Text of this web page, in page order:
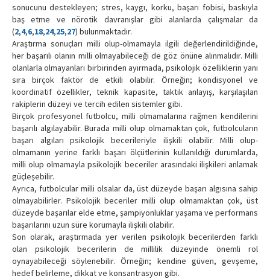
sonucunu destekleyen; stres, kaygı, korku, başarı fobisi, baskıyla
baş etme ve nörotik davranışlar gibi alanlarda çalışmalar da
(2,4,6,18,24,25,27) bulunmaktadır.
Araştırma sonuçları milli olup-olmamayla ilgili değerlendirildiğinde,
her başarılı olanın milli olmayabileceği de göz önüne alınmalıdır. Milli
olanlarla olmayanları birbirinden ayırmada, psikolojik özelliklerin yanı
sıra birçok faktör de etkili olabilir. Örneğin; kondisyonel ve
koordinatif özellikler, teknik kapasite, taktik anlayış, karşılaşılan
rakiplerin düzeyi ve tercih edilen sistemler gibi.
Birçok profesyonel futbolcu, milli olmamalarına rağmen kendilerini
başarılı algılayabilir. Burada milli olup olmamaktan çok, futbolcuların
başarı algıları psikolojik becerileriyle ilişkili olabilir. Milli olup-
olmamanın yerine farklı başarı ölçütlerinin kullanıldığı durumlarda,
milli olup olmamayla psikolojik beceriler arasındaki ilişkileri anlamak
güçleşebilir.
Ayrıca, futbolcular milli olsalar da, üst düzeyde başarı algısına sahip
olmayabilirler. Psikolojik beceriler milli olup olmamaktan çok, üst
düzeyde başarılar elde etme, şampiyonluklar yaşama ve performans
başarılarını uzun süre korumayla ilişkili olabilir.
Son olarak, araştırmada yer verilen psikolojik becerilerden farklı
olan psikolojik becerilerin de millilik düzeyinde önemli rol
oynayabileceği söylenebilir. Örneğin; kendine güven, gevşeme,
hedef belirleme, dikkat ve konsantrasyon gibi.